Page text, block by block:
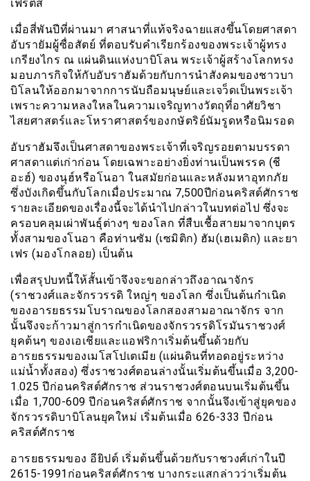
เฟรติส
เมื่อสี่พันปีที่ผ่านมา ศาสนาที่แท้จริงฉายแสงขึ้นโดยศาสดา
อับรายัมผู้ซื่อสัตย์ ที่ตอบรับคำเรียกร้องของพระเจ้าผู้ทรง
เกรียงไกร ณ แผ่นดินแห่งบาบิโลน พระเจ้าผู้สร้างโลกทรง
มอบภารกิจให้กับอับราฮัมด้วยกับการนำสังคมของชาวบา
บิโลนให้ออกมาจากการนับถือมนุษย์และเจว็ดเป็นพระเจ้า
เพราะความหลงใหลในความเจริญทางวัตถุที่อาศัยวิชา
ไสยศาสตร์และโหราศาสตร์ของกษัตริย์นัมรูดหรือนิมรอด
อับราฮัมจึงเป็นศาสดาของพระเจ้าที่เจริญรอยตามบรรดา
ศาสดาแต่เก่าก่อน โดยเฉพาะอย่างยิ่งท่านเป็นพรรค (ชี
อะฮ์) ของนุฮ์หรือโนอา ในสมัยก่อนและหลังมหาอุทกภัย
ซึ่งบังเกิดขึ้นกับโลกเมื่อประมาณ 7,500ปีก่อนคริสต์ศักราช
รายละเอียดของเรื่องนี้จะได้นำไปกล่าวในบทต่อไป ซึ่งจะ
ครอบคลุมเผ่าพันธุ์ต่างๆ ของโลก ที่สืบเชื้อสายมาจากบุตร
ทั้งสามของโนอา คือท่านซัม (เซมิติก) ฮัม(เฮเมติก) และยา
เฟร (มองโกลอย) เป็นต้น
เพื่อสรุปบทนี้ให้สั้นเข้าจึงจะขอกล่าวถึงอาณาจักร
(ราชวงศ์และจักรวรรดิ ใหญ่ๆ ของโลก ซึ่งเป็นต้นกำเนิด
ของอารยธรรมโบราณของโลกสองสามอาณาจักร จาก
นั้นจึงจะก้าวมาสู่การกำเนิดของจักรวรรดิโรมันราชวงศ์
ยุคต้นๆ ของเอเชียและแอฟริกาเริ่มต้นขึ้นด้วยกับ
อารยธรรมของเมโสโปเตเมีย (แผ่นดินที่ทอดอยู่ระหว่าง
แม่น้ำทั้งสอง) ซึ่งราชวงศ์ตอนล่างนั้นเริ่มต้นขึ้นเมื่อ 3,200-
1.025 ปีก่อนคริสต์ศักราช ส่วนราชวงศ์ตอนบนเริ่มต้นขึ้น
เมื่อ 1,700-609 ปีก่อนคริสต์ศักราช จากนั้นจึงเข้าสู่ยุคของ
จักรวรรดิบาบิโลนยุคใหม่ เริ่มต้นเมื่อ 626-333 ปีก่อน
คริสต์ศักราช
อารยธรรมของ อียิปต์ เริ่มต้นขึ้นด้วยกับราชวงศ์เก่าในปี
2615-1991ก่อนคริสต์ศักราช บางกระแสกล่าวว่าเริ่มต้น